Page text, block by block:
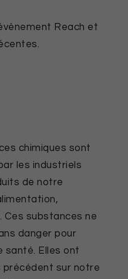
Reach et
chimiques sont
les industriels
de notre
substances ne
danger pour
santé. Elles ont
précédent sur notre